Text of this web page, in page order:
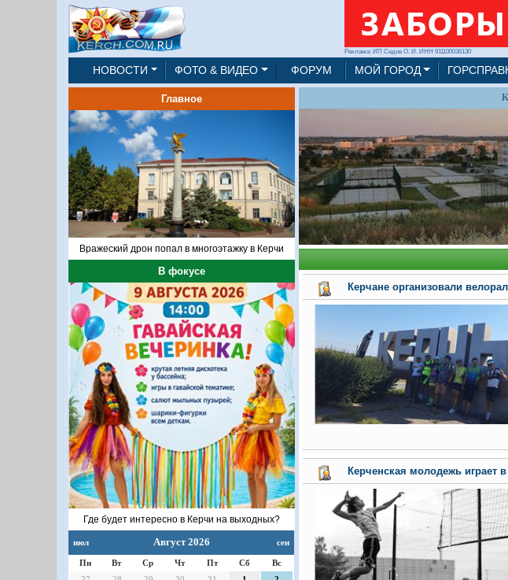
Реклама: ИП Седов О. И. ИНН 911100036130
НОВОСТИ ФОТО & ВИДЕО ФОРУМ МОЙ ГОРОД
Главное
Вражеский дрон попал в многоэтажку в Керчи
В фокусе
Где будет интересно в Керчи на выходных?
июл Август 2026 сен
Пн Вт Ср Чт Пт Сб
Вс
Керчане организовали
Керченская молодежь играет